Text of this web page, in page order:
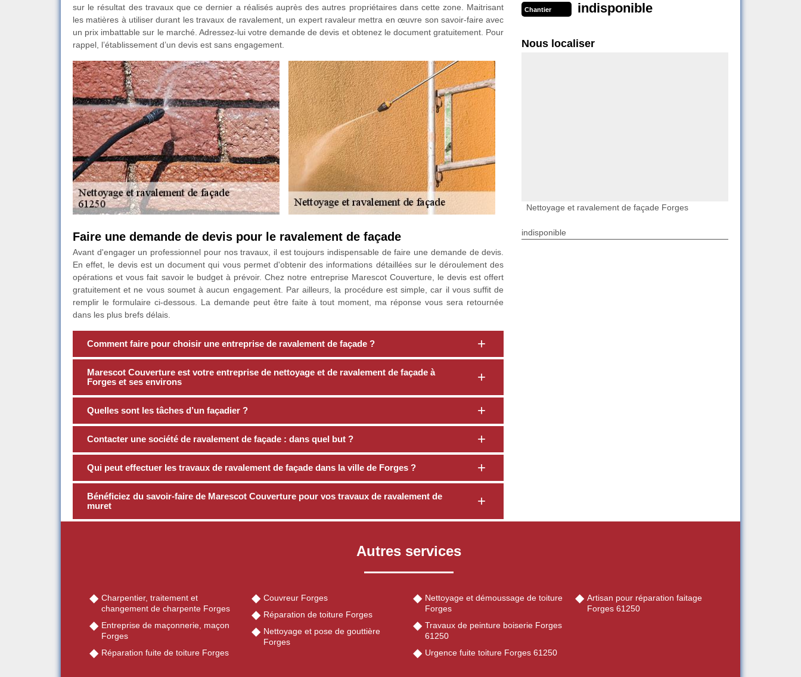
sur le résultat des travaux que ce dernier a réalisés auprès des autres propriétaires dans cette zone. Maitrisant
les matières à utiliser durant les travaux de ravalement, un expert ravaleur mettra en œuvre son savoir-faire avec
un prix imbattable sur le marché. Adressez-lui votre demande de devis et obtenez le document gratuitement. Pour
rappel, l’établissement d’un devis est sans engagement.
Faire une demande de devis pour le ravalement de façade
Avant d'engager un professionnel pour nos travaux, il est toujours indispensable de faire une demande de devis.
En effet, le devis est un document qui vous permet d'obtenir des informations détaillées sur le déroulement des
opérations et vous fait savoir le budget à prévoir. Chez notre entreprise Marescot Couverture, le devis est offert
gratuitement et ne vous soumet à aucun engagement. Par ailleurs, la procédure est simple, car il vous suffit de
remplir le formulaire ci-dessous. La demande peut être faite à tout moment, ma réponse vous sera retournée
dans les plus brefs délais.
Comment faire pour choisir une entreprise de ravalement de façade ?
Marescot Couverture est votre entreprise de nettoyage et de ravalement de façade à
Forges et ses environs
Quelles sont les tâches d’un façadier ?
Contacter une société de ravalement de façade : dans quel but ?
Qui peut effectuer les travaux de ravalement de façade dans la ville de Forges ?
Bénéficiez du savoir-faire de Marescot Couverture pour vos travaux de ravalement de
muret
Chantier indisponible
Nous localiser
Nettoyage et ravalement de façade Forges
indisponible
Autres services
Charpentier, traitement et
changement de charpente Forges
Entreprise de maçonnerie, maçon
Forges
Réparation fuite de toiture Forges
Couvreur Forges
Réparation de toiture Forges
Nettoyage et pose de gouttière
Forges
Nettoyage et démoussage de toiture
Forges
Travaux de peinture boiserie Forges
61250
Urgence fuite toiture Forges 61250
Artisan pour réparation faitage
Forges 61250